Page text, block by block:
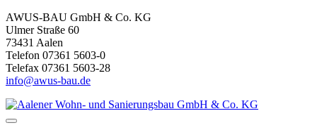
AWUS-BAU GmbH & Co. KG
Ulmer Straße 60
73431 Aalen
Telefon 07361 5603-0
Telefax 07361 5603-28
info@awus-bau.de